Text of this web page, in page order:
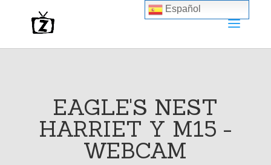
EAGLE'S NEST
HARRIET Y M15 -
WEBCAM
Español